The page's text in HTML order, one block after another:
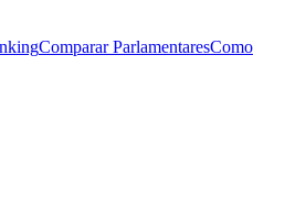
Comparar ParlamentaresComo